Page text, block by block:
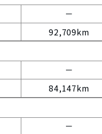
－
92,709km
－
84,147km
－